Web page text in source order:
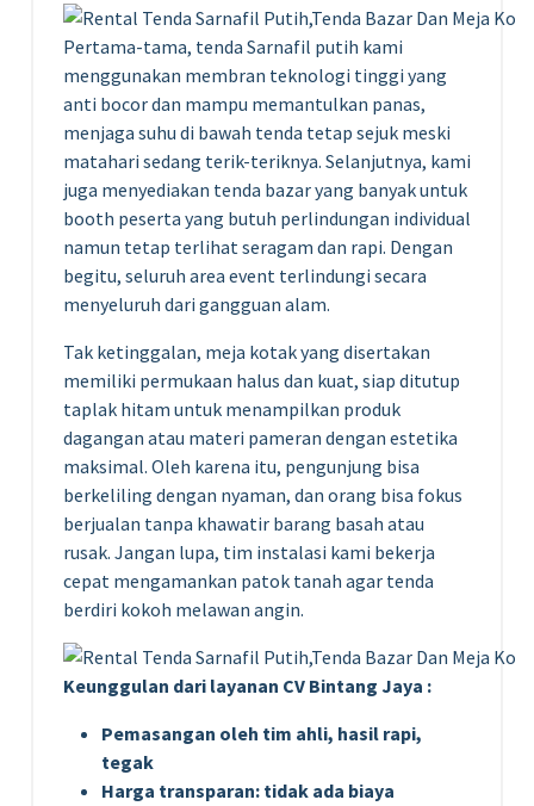
Pertama-tama, tenda Sarnafil putih kami
menggunakan membran teknologi tinggi yang
anti bocor dan mampu memantulkan panas,
menjaga suhu di bawah tenda tetap sejuk meski
matahari sedang terik-teriknya. Selanjutnya, kami
juga menyediakan tenda bazar yang banyak untuk
booth peserta yang butuh perlindungan individual
namun tetap terlihat seragam dan rapi. Dengan
begitu, seluruh area event terlindungi secara
menyeluruh dari gangguan alam.
Tak ketinggalan, meja kotak yang disertakan
memiliki permukaan halus dan kuat, siap ditutup
taplak hitam untuk menampilkan produk
dagangan atau materi pameran dengan estetika
maksimal. Oleh karena itu, pengunjung bisa
berkeliling dengan nyaman, dan orang bisa fokus
berjualan tanpa khawatir barang basah atau
rusak. Jangan lupa, tim instalasi kami bekerja
cepat mengamankan patok tanah agar tenda
berdiri kokoh melawan angin.
Keunggulan dari layanan CV Bintang Jaya :
Pemasangan oleh tim ahli, hasil rapi,
tegak
Harga transparan: tidak ada biaya